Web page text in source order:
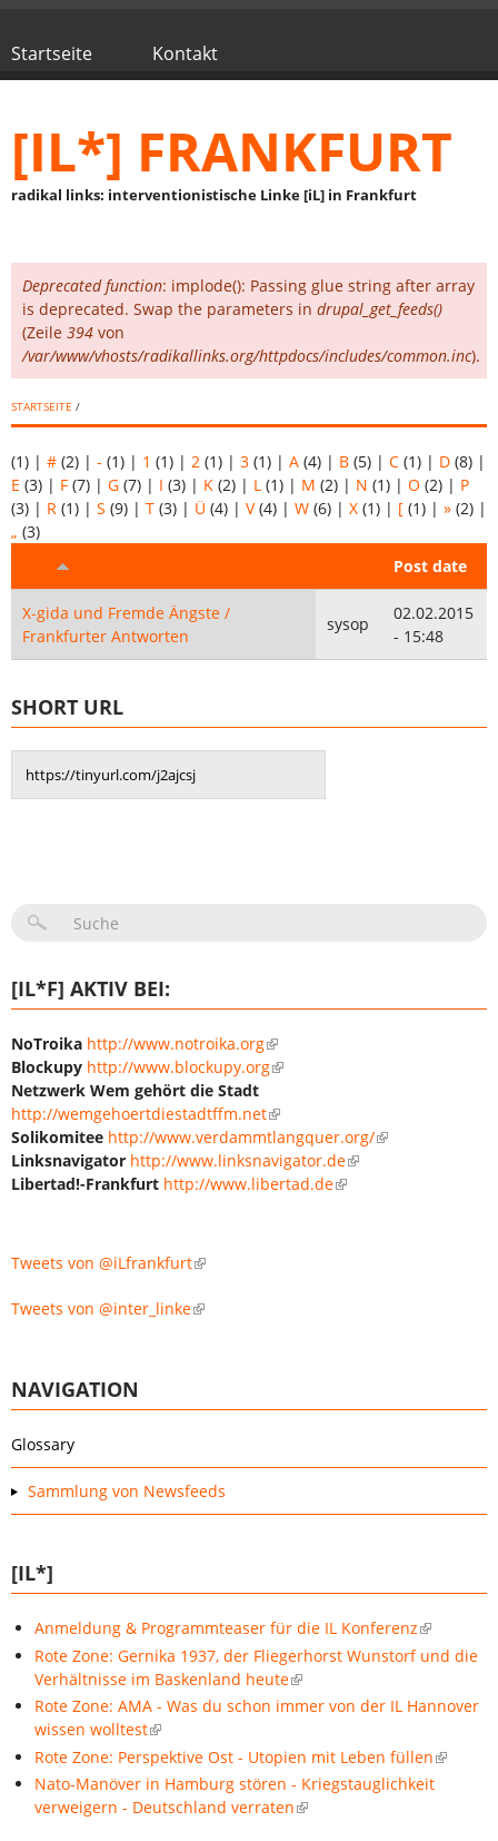
Hauptmenü
Startseite Kontakt
[IL*] FRANKFURT
radikal links: interventionistische Linke [iL] in Frankfurt
Fehlermeldung
Deprecated function: implode(): Passing glue string after array
is deprecated. Swap the parameters in drupal_get_feeds()
(Zeile 394 von
/var/www/vhosts/radikallinks.org/httpdocs/includes/common.inc).
STARTSEITE /
(1) | # (2) | - (1) | 1 (1) | 2 (1) | 3 (1) | A (4) | B (5) | C (1) | D (8) |
E (3) | F (7) | G (7) | I (3) | K (2) | L (1) | M (2) | N (1) | O (2) | P
(3) | R (1) | S (9) | T (3) | Ü (4) | V(4) | W (6) | X (1) | [ (1) | » (2) |
„ (3)
Post date
X-gida und Fremde Ängste /
Frankfurter Antworten
sysop
02.02.2015
- 15:48
SHORT URL
SUCHFORMULAR
[IL*F] AKTIV BEI:
NoTroika http://www.notroika.org
Blockupy http://www.blockupy.org
Netzwerk Wem gehört die Stadt
http://wemgehoertdiestadtffm.net
Solikomitee http://www.verdammtlangquer.org/
Linksnavigator http://www.linksnavigator.de
Libertad!-Frankfurt http://www.libertad.de
Tweets von @iLfrankfurt
Tweets von @inter_linke
NAVIGATION
Glossary
Sammlung von Newsfeeds
[IL*]
Anmeldung & Programmteaser für die IL Konferenz
Rote Zone: Gernika 1937, der Fliegerhorst Wunstorf und die
Verhältnisse im Baskenland heute
Rote Zone: AMA - Was du schon immer von der IL Hannover
wissen wolltest
Rote Zone: Perspektive Ost - Utopien mit Leben füllen
Nato-Manöver in Hamburg stören - Kriegstauglichkeit
verweigern - Deutschland verraten